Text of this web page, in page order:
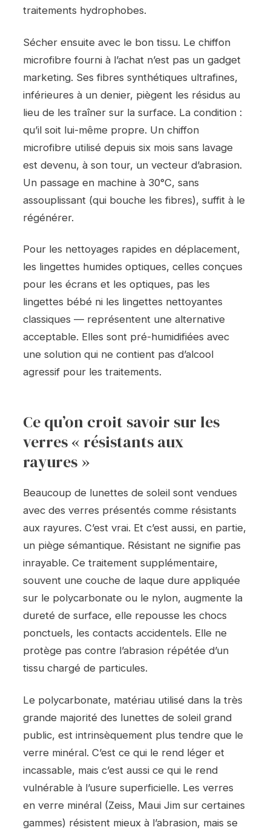
traitements hydrophobes.
Sécher ensuite avec le bon tissu. Le chiffon
microfibre fourni à l’achat n’est pas un gadget
marketing. Ses fibres synthétiques ultrafines,
inférieures à un denier, piègent les résidus au
lieu de les traîner sur la surface. La condition :
qu’il soit lui-même propre. Un chiffon
microfibre utilisé depuis six mois sans lavage
est devenu, à son tour, un vecteur d’abrasion.
Un passage en machine à 30°C, sans
assouplissant (qui bouche les fibres), suffit à le
régénérer.
Pour les nettoyages rapides en déplacement,
les lingettes humides optiques, celles conçues
pour les écrans et les optiques, pas les
lingettes bébé ni les lingettes nettoyantes
classiques — représentent une alternative
acceptable. Elles sont pré-humidifiées avec
une solution qui ne contient pas d’alcool
agressif pour les traitements.
Ce qu’on croit savoir sur les
verres « résistants aux
rayures »
Beaucoup de lunettes de soleil sont vendues
avec des verres présentés comme résistants
aux rayures. C’est vrai. Et c’est aussi, en partie,
un piège sémantique. Résistant ne signifie pas
inrayable. Ce traitement supplémentaire,
souvent une couche de laque dure appliquée
sur le polycarbonate ou le nylon, augmente la
dureté de surface, elle repousse les chocs
ponctuels, les contacts accidentels. Elle ne
protège pas contre l’abrasion répétée d’un
tissu chargé de particules.
Le polycarbonate, matériau utilisé dans la très
grande majorité des lunettes de soleil grand
public, est intrinsèquement plus tendre que le
verre minéral. C’est ce qui le rend léger et
incassable, mais c’est aussi ce qui le rend
vulnérable à l’usure superficielle. Les verres
en verre minéral (Zeiss, Maui Jim sur certaines
gammes) résistent mieux à l’abrasion, mais se